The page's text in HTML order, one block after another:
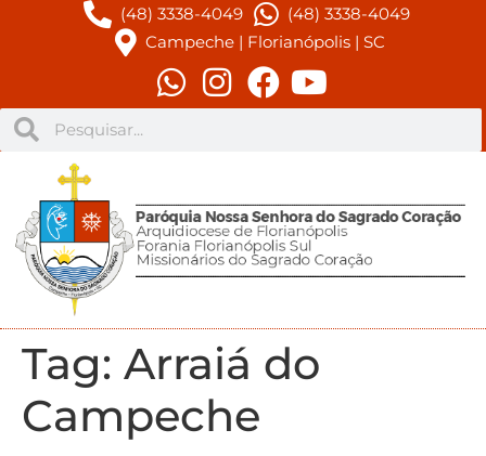
(48) 3338-4049
(48) 3338-4049
Campeche | Florianópolis | SC
Tag: Arraiá do
Campeche